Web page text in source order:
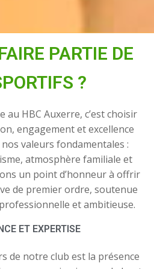
PARTIE DE
?
HBC Auxerre, c’est choisir
engagement et excellence
valeurs fondamentales :
atmosphère familiale et
un point d’honneur à offrir
de premier ordre, soutenue
et ambitieuse.
ET EXPERTISE
de notre club est la présence